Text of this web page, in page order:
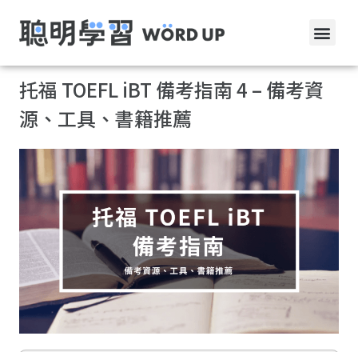
托福 TOEFL iBT 備考指南 4 – 備考資
源、工具、書籍推薦